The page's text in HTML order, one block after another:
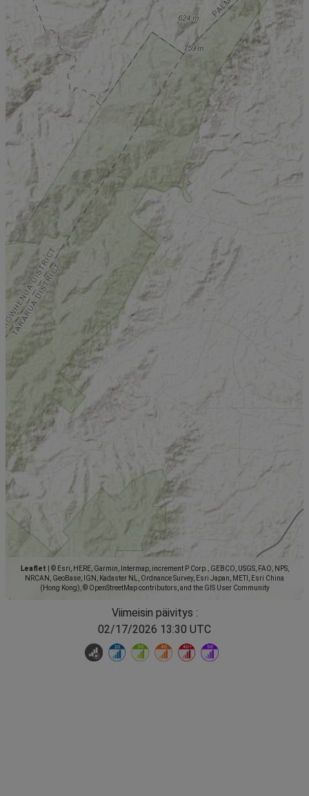
Leaflet
© Esri, HERE, Garmin, Intermap, increment P Corp., GEBCO, USGS, FAO, NPS,
NRCAN, GeoBase, IGN, Kadaster NL, Ordnance Survey, Esri Japan, METI, Esri China
(Hong Kong), © OpenStreetMap contributors, and the GIS User Community
Viimeisin päivitys :
02/17/2026 13:30 UTC